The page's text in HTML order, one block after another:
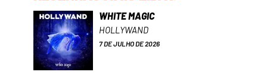
WHITE MAGIC
HOLLYWAND
7 DE JULHO DE 2026